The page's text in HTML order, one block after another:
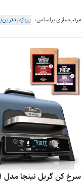
مرتب‌سازی براساس: پربازدیدترین
سرخ کن گریل نینجا مدل OG901 Og901